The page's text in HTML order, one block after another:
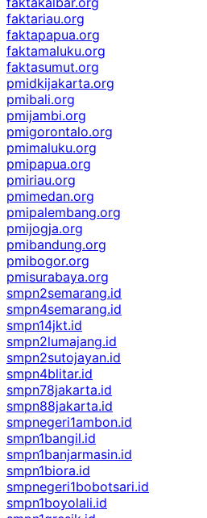
faktariau.org
faktapapua.org
faktamaluku.org
faktasumut.org
pmidkijakarta.org
pmibali.org
pmijambi.org
pmigorontalo.org
pmimaluku.org
pmipapua.org
pmiriau.org
pmimedan.org
pmipalembang.org
pmijogja.org
pmibandung.org
pmibogor.org
pmisurabaya.org
smpn2semarang.id
smpn4semarang.id
smpn14jkt.id
smpn2lumajang.id
smpn2sutojayan.id
smpn4blitar.id
smpn78jakarta.id
smpn88jakarta.id
smpnegeri1ambon.id
smpn1bangil.id
smpn1banjarmasin.id
smpn1biora.id
smpnegeri1bobotsari.id
smpn1boyolali.id